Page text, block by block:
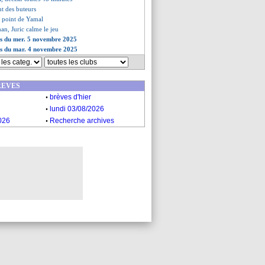
des buteurs
point de Yamal
Juric calme le jeu
du mer. 5 novembre 2025
du mar. 4 novembre 2025
. brèves d'hier
. lundi 03/08/2026
. Recherche archives